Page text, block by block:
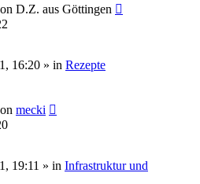
D.Z. aus Göttingen
16:20 » in Rezepte
mecki
19:11 » in Infrastruktur und